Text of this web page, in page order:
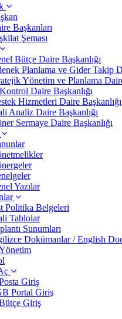
Başkanları
Şeması
Bütçe Daire Başkanlığı
Planlama ve Gider Takip
Yönetim ve Planlama
Daire Başkanlığı
Hizmetleri Daire Başkanlığı
Analiz Daire Başkanlığı
Sermaye Daire Başkanlığı
Yazılar
Politika Belgeleri
Tablolar
Sunumları
Dokümanlar / English
Giriş
Portal Giriş
Giriş